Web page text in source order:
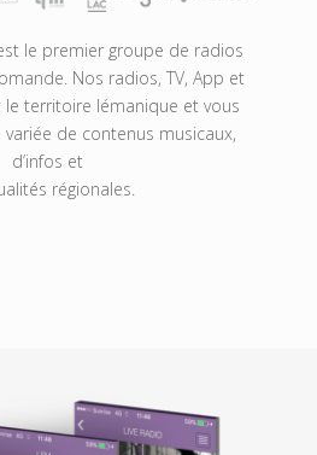
le premier groupe de radios
Nos radios, TV, App et
le territoire lémanique et vous
de contenus musicaux,
d’infos et
régionales.